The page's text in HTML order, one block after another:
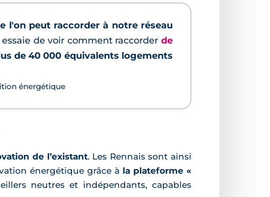
l'on peut raccorder à notre réseau
de voir comment raccorder de
de 40 000 équivalents logements
énergétique
de l’existant. Les Rennais sont ainsi
énergétique grâce à la plateforme «
neutres et indépendants, capables